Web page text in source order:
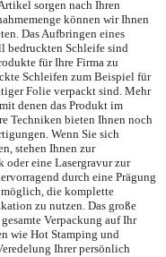
sorgen nach Ihren
können wir Ihnen
Das Aufbringen eines
bedruckten Schleife sind
für Ihre Firma zu
Schleifen zum Beispiel für
Folie verpackt sind. Mehr
denen das Produkt im
Techniken bieten Ihnen noch
Wenn Sie sich
stehen Ihnen zur
oder eine Lasergravur zur
durch eine Prägung
möglich, die komplette
zu nutzen. Das große
Verpackung auf Ihr
wie Hot Stamping und
Ihrer persönlich